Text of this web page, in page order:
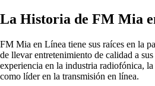
La Historia de FM Mia
FM Mia en Línea tiene sus raíces en la
de llevar entretenimiento de calidad a
experiencia en la industria radiofónica,
como líder en la transmisión en línea.